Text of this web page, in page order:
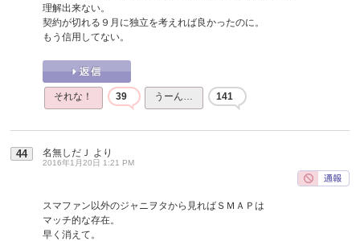
理解出来ない。
契約が切れる９月に独立を考えれば良かったのに。
もう信用してない。
それな！ 39 うーん… 141
44 名無しだＪ より
2016年1月20日 1:21 PM
スマファン以外のジャニヲタから見ればＳＭＡＰは
マッチ的な存在。
早く消えて。